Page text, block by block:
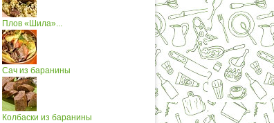
Плов «Шила»...
Сач из баранины
Колбаски из баранины